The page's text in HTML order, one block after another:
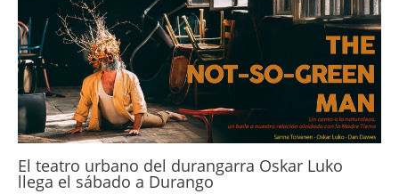
El teatro urbano del durangarra Oskar Luko
llega el sábado a Durango